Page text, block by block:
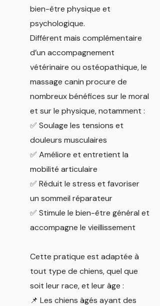
bien-être physique et
psychologique.
Différent mais complémentaire
d’un accompagnement
vétérinaire ou ostéopathique, le
massage canin procure de
nombreux bénéfices sur le moral
et sur le physique, notamment :
✅ Soulage les tensions et
douleurs musculaires
✅ Améliore et entretient la
mobilité articulaire
✅ Réduit le stress et favoriser
un sommeil réparateur
✅ Stimule le bien-être général et
accompagne le vieillissement
Cette pratique est adaptée à
tout type de chiens, quel que
soit leur race, et leur âge :
📌 Les chiens âgés ayant des